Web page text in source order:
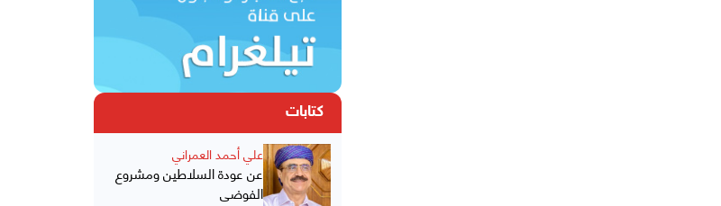
كتابات
علي أحمد العمراني
عن عودة السلاطين ومشروع
الفوضى